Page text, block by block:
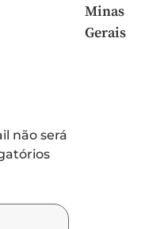
não será
Minas
Gerais